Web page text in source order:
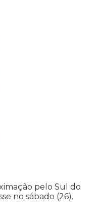
pelo Sul do
no sábado (26).